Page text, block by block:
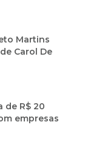
Martins
Carol De
de R$ 20
empresas